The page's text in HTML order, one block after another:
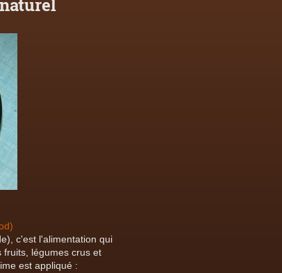
c'est l'alimentation qui
légumes crus et
est appliqué :